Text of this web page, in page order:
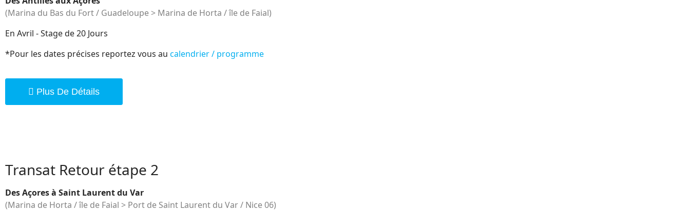
(Marina du Bas du Fort / Guadeloupe > Marina de Horta / île de Faial)
En Avril - Stage de 20 Jours
*Pour les dates précises reportez vous au calendrier / programme
Plus De Détails
Transat Retour étape 2
Des Açores à Saint Laurent du Var
(Marina de Horta / île de Faial > Port de Saint Laurent du Var / Nice 06)